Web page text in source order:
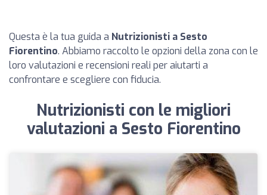
Questa è la tua guida a Nutrizionisti a Sesto
Fiorentino. Abbiamo raccolto le opzioni della zona con le
loro valutazioni e recensioni reali per aiutarti a
confrontare e scegliere con fiducia.
Nutrizionisti con le migliori
valutazioni a Sesto Fiorentino